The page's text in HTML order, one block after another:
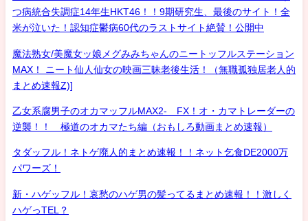
つ病統合失調症14年生HKT46！！9期研究生、最後のサイト！全
米が泣いた！認知症鬱病60代のラストサイト絶賛！公開中
魔法熟女/美魔女ッ娘メグみみちゃんのニートッフルステーション
MAX！ ニート仙人仙女の映画三昧老後生活！（無職孤独居老人的
まとめ速報Z)]
乙女系腐男子のオカマッフルMAX2- FX！オ・カマトレーダーの
逆襲！！ 極道のオカマたち編（おもしろ動画まとめ速報）
タダッフル！ネトゲ廃人的まとめ速報！！ネット乞食DE2000万
パワーズ！
新・ハゲッフル！哀愁のハゲ男の髪ってるまとめ速報！！激しく
ハゲっTEL？